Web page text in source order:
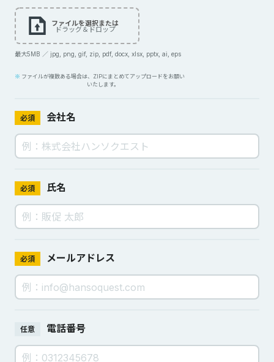
ファイルを選択または
ドラッグ＆ドロップ
最大5MB ／ jpg, png, gif, zip, pdf, docx, xlsx, pptx, ai, eps
ファイルが複数ある場合は、ZIPにまとめてアップロードをお願い
いたします。
必須 会社名
必須 氏名
必須 メールアドレス
任意 電話番号